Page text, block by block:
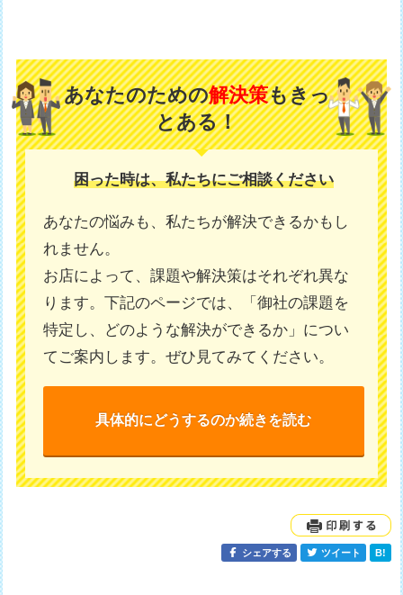
あなたのための解決策もきっ
とある！
困った時は、私たちにご相談ください
あなたの悩みも、私たちが解決できるかもし
れません。
お店によって、課題や解決策はそれぞれ異な
ります。下記のページでは、「御社の課題を
特定し、どのような解決ができるか」につい
てご案内します。ぜひ見てみてください。
具体的にどうするのか続きを読む
シェアする ツイート B!